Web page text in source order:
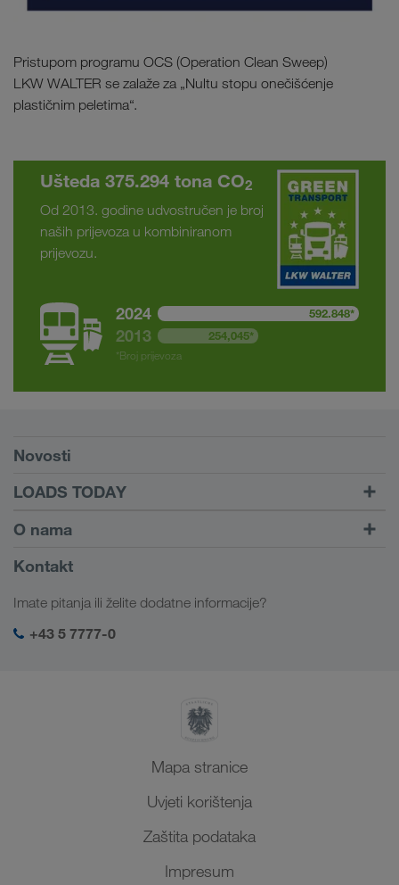
Pristupom programu OCS (Operation Clean Sweep)
LKW WALTER se zalaže za „Nultu stopu onečišćenje
plastičnim peletima“.
Ušteda 375.294 tona CO2
Od 2013. godine udvostručen je broj
naših prijevoza u kombiniranom
prijevozu.
2024 592.848*
2013
254,045*
*Broj prijevoza
Preduvjeti
Novosti
LOADS TODAY
Pronađi prijevoz uz
LOADS TODAY
Saznajte više
Na prijavu
O nama
Informacije o poduzeću
SHEQ-menadžment
Kontakt
Imate pitanja ili želite dodatne informacije?
+43 5 7777-0
Mapa stranice
Uvjeti korištenja
Zaštita podataka
Impresum